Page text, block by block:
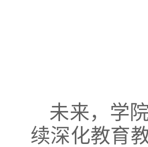
未来，学
续深化教育